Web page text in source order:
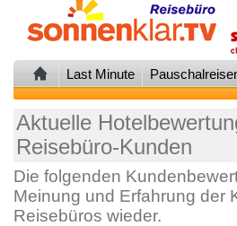
Last Minute
Aktuelle
Reisebüro-Kunden
Die folgenden
Meinung und Erfahrung der
Reisebüros wieder.